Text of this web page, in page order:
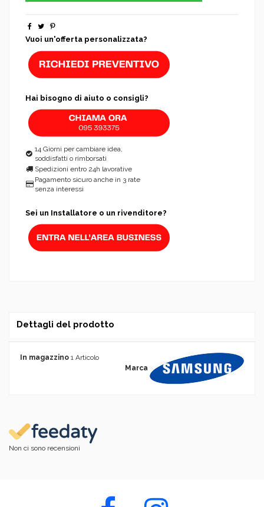
Vuoi un'offerta personalizzata?
Hai bisogno di aiuto o consigli?
14 Giorni per cambiare idea,
soddisfatti o rimborsati
Spedizioni entro 24h lavorative
Pagamento sicuro anche in 3 rate
senza interessi
Sei un Installatore o un rivenditore?
Dettagli del prodotto
Marca
In magazzino 1 Articolo
Non ci sono recensioni